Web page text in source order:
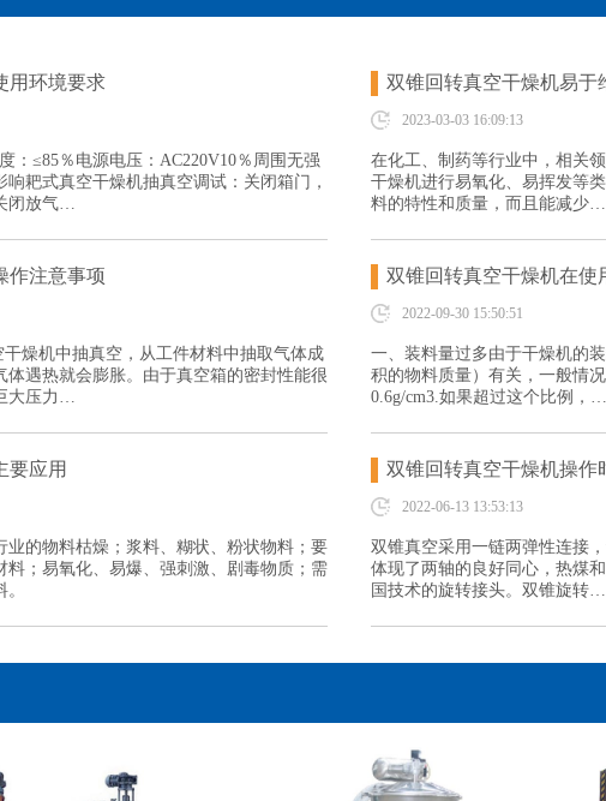
用环境要求
：≤85％电源电压：AC220V10％周围无强
耙式真空干燥机抽真空调试：关闭箱门，
闭放气…
双锥回转真空干燥机易于
2023-03-03 16:09:13
在化工、制药等行业中，相关
干燥机进行易氧化、易挥发等
料的特性和质量，而且能减少…
作注意事项
燥机中抽真空，从工件材料中抽取气体成
体遇热就会膨胀。由于真空箱的密封性能很
大压力…
双锥回转真空干燥机在
2022-09-30 15:50:51
一、装料量过多由于干燥机的
积的物料质量）有关，一般情
0.6g/cm3.如果超过这个比例，…
要应用
业的物料枯燥；浆料、糊状、粉状物料；要
料；易氧化、易爆、强刺激、剧毒物质；需
双锥回转真空干燥机操作
2022-06-13 13:53:13
双锥真空采用一链两弹性连接
体现了两轴的良好同心，热煤
国技术的旋转接头。双锥旋转…